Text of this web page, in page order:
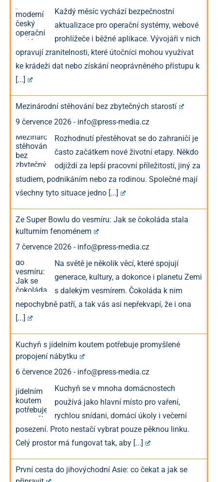
Každý měsíc vychází bezpečnostní
aktualizace pro operační systémy, webové
prohlížeče i běžné aplikace. Vývojáři v nich
opravují zranitelnosti, které útočníci mohou využívat
ke krádeži dat nebo získání neoprávněného přístupu k
[...]
Mezinárodní stěhování bez zbytečných starostí
9 července 2026 - info@press-media.cz
Rozhodnutí přestěhovat se do zahraničí je
často začátkem nové životní etapy. Někdo
odjíždí za lepší pracovní příležitostí, jiný za
studiem, podnikáním nebo za rodinou. Společné mají
všechny tyto situace jedno [...]
Ze Super Bowlu do vesmíru: Jak se čokoláda stala
kulturním fenoménem
7 července 2026 - info@press-media.cz
Na světě je několik věcí, které spojují
generace, kultury, a dokonce i planetu Zemi
s dalekým vesmírem. Čokoláda k nim
nepochybně patří, a tak vás asi nepřekvapí, že i ona
[...]
Kuchyň s jídelním koutem potřebuje promyšlené
propojení nábytku
6 července 2026 - info@press-media.cz
Kuchyň se v mnoha domácnostech
používá jako hlavní místo pro vaření,
rychlou snídani, domácí úkoly i večerní
posezení. Proto nestačí vybrat pouze pěknou linku.
Celý prostor má fungovat tak, aby [...]
První cesta do jihovýchodní Asie: co čekat a jak se